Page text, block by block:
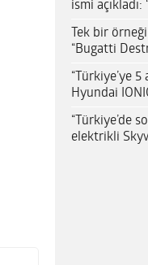
ismi açıkladı:
Tek bir
“Bugatti
“Türkiye’ye
Hyundai
“Türkiye’de
elektrikli